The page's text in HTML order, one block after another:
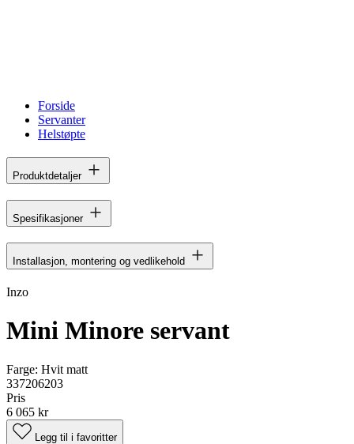
Forside
Servanter
Helstøpte
Produktdetaljer
Spesifikasjoner
Installasjon, montering og vedlikehold
Inzo
Mini Minore servant
Farge: Hvit matt
337206203
Pris
6 065 kr
Legg til i favoritter